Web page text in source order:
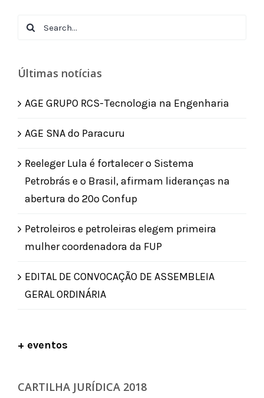
Search
Últimas notícias
AGE GRUPO RCS-Tecnologia na Engenharia
AGE SNA do Paracuru
Reeleger Lula é fortalecer o Sistema
Petrobrás e o Brasil, afirmam lideranças na
abertura do 20º Confup
Petroleiros e petroleiras elegem primeira
mulher coordenadora da FUP
EDITAL DE CONVOCAÇÃO DE ASSEMBLEIA
GERAL ORDINÁRIA
+ eventos
CARTILHA JURÍDICA 2018